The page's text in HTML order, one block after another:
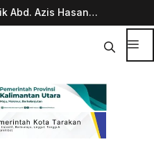
Abd. Azis Hasan